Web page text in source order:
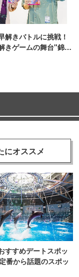
解きバトルに挑戦！
きゲームの舞台"錦糸
にオススメ
すすめデートスポッ
番から話題のスポッ